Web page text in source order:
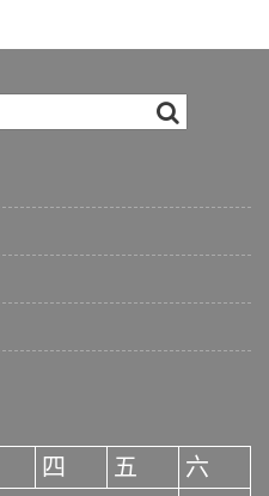
四 五
六